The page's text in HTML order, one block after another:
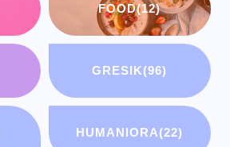
FOOD(12)
GRESIK(96)
HUMANIORA(22)